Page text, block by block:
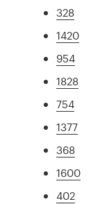
328
1420
954
1828
754
1377
368
1600
402